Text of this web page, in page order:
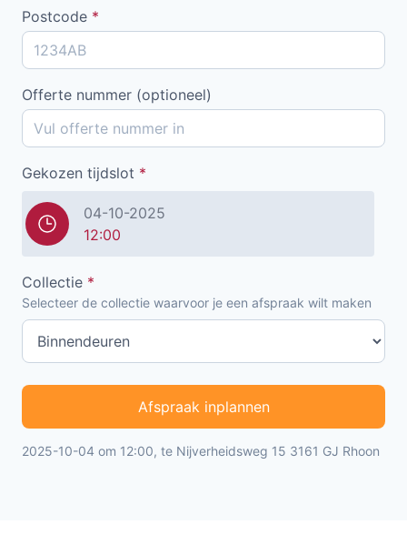
Postcode *
Offerte nummer (optioneel)
Gekozen tijdslot *
04-10-2025
12:00
Collectie *
Selecteer de collectie waarvoor je een afspraak wilt maken
Afspraak inplannen
2025-10-04 om 12:00, te Nijverheidsweg 15 3161 GJ Rhoon